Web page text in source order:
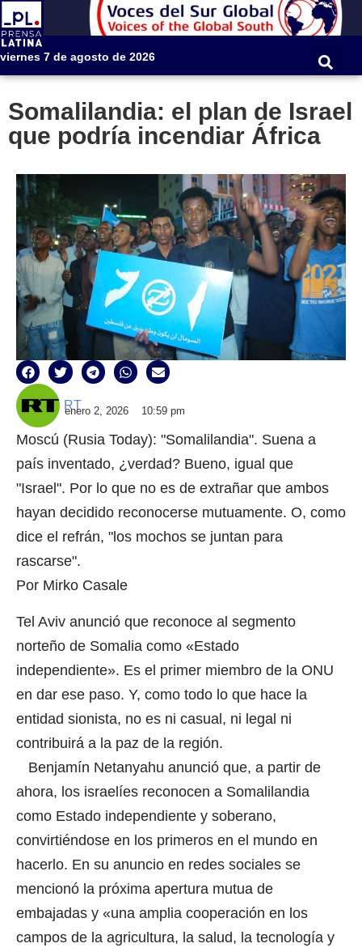
viernes 7 de agosto de 2026
Somalilandia: el plan de Israel
que podría incendiar África
RT
enero 2, 2026 10:59 pm
Moscú (Rusia Today): "Somalilandia". Suena a
país inventado, ¿verdad? Bueno, igual que
"Israel". Por lo que no es de extrañar que ambos
hayan decidido reconocerse mutuamente. O, como
dice el refrán, "los mochos se juntan para
rascarse".
Por Mirko Casale
Tel Aviv anunció que reconoce al segmento
norteño de Somalia como «Estado
independiente». Es el primer miembro de la ONU
en dar ese paso. Y, como todo lo que hace la
entidad sionista, no es ni casual, ni legal ni
contribuirá a la paz de la región.
Benjamín Netanyahu anunció que, a partir de
ahora, los israelíes reconocen a Somalilandia
como Estado independiente y soberano,
convirtiéndose en los primeros en el mundo en
hacerlo. En su anuncio en redes sociales se
mencionó la próxima apertura mutua de
embajadas y «una amplia cooperación en los
campos de la agricultura, la salud, la tecnología y